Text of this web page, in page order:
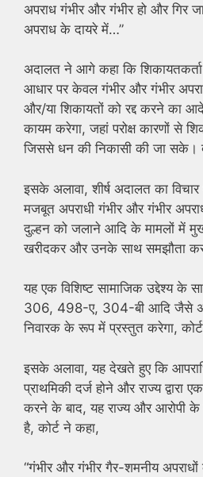
अपराध गंभीर और गंभीर हो और गिर
अपराध के दायरे में…”
अदालत ने आगे कहा कि
आधार पर केवल गंभीर और गंभीर
और/या शिकायतों को रद्द करने का
कायम करेगा, जहां परोक्ष कारणों से
जिससे धन की निकासी की जा सके।
इसके अलावा, शीर्ष अदालत का
मजबूत अपराधी गंभीर और गंभीर
दुल्हन को जलाने आदि के मामलों में
खरीदकर और उनके साथ समझौता
यह एक विशिष्ट सामाजिक उद्देश्य के
306, 498-ए, 304-बी आदि जैसे
निवारक के रूप में प्रस्तुत करेगा,
इसके अलावा, यह देखते हुए कि
प्राथमिकी दर्ज होने और राज्य द्वारा
करने के बाद, यह राज्य और आरोपी के
है, कोर्ट ने कहा,
“गंभीर और गंभीर गैर-शमनीय